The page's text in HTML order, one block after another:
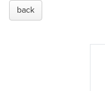
back